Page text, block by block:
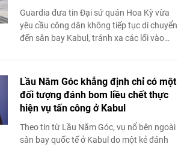
Guardia đưa tin Đại sứ quán Hoa Kỳ vừa
yêu cầu công dân không tiếp tục di chuyển
đến sân bay Kabul, tránh xa các lối vào
Lầu Năm Góc khẳng định chỉ có một
đối tượng đánh bom liều chết thực
hiện vụ tấn công ở Kabul
Theo tin từ Lầu Năm Góc, vụ nổ bên ngoài
sân bay quốc tế ở Kabul do một kẻ đánh